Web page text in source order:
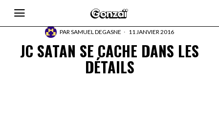
PARSAMUEL DEGASNE 11 JANVIER 2016
JC SATAN SE CACHE DANS LES
DÉTAILS